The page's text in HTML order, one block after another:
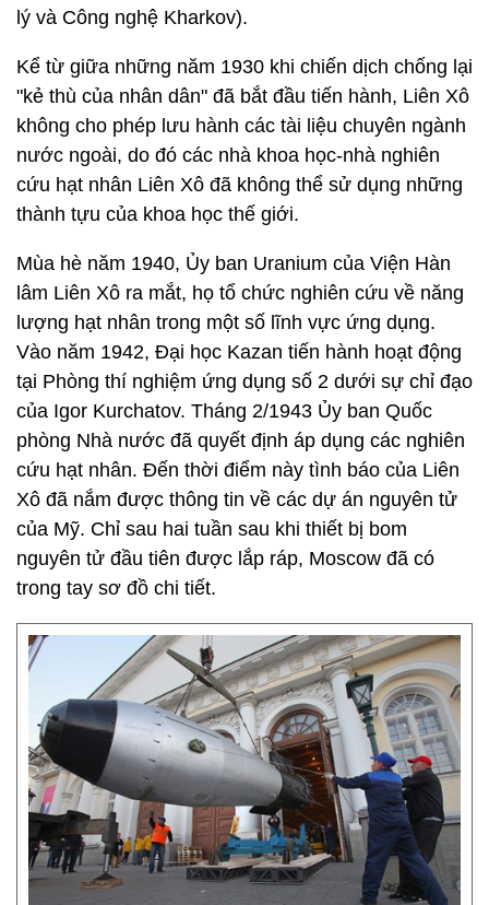
lý và Công nghệ Kharkov).
Kể từ giữa những năm 1930 khi chiến dịch chống lại
"kẻ thù của nhân dân" đã bắt đầu tiến hành, Liên Xô
không cho phép lưu hành các tài liệu chuyên ngành
nước ngoài, do đó các nhà khoa học-nhà nghiên
cứu hạt nhân Liên Xô đã không thể sử dụng những
thành tựu của khoa học thế giới.
Mùa hè năm 1940, Ủy ban Uranium của Viện Hàn
lâm Liên Xô ra mắt, họ tổ chức nghiên cứu về năng
lượng hạt nhân trong một số lĩnh vực ứng dụng.
Vào năm 1942, Đại học Kazan tiến hành hoạt động
tại Phòng thí nghiệm ứng dụng số 2 dưới sự chỉ đạo
của Igor Kurchatov. Tháng 2/1943 Ủy ban Quốc
phòng Nhà nước đã quyết định áp dụng các nghiên
cứu hạt nhân. Đến thời điểm này tình báo của Liên
Xô đã nắm được thông tin về các dự án nguyên tử
của Mỹ. Chỉ sau hai tuần sau khi thiết bị bom
nguyên tử đầu tiên được lắp ráp, Moscow đã có
trong tay sơ đồ chi tiết.